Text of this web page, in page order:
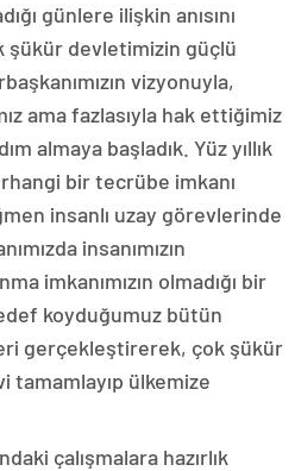
günlere ilişkin anısını
şükür devletimizin güçlü
vizyonuyla,
ama fazlasıyla hak ettiğimiz
almaya başladık. Yüz yıllık
bir tecrübe imkanı
insanlı uzay görevlerinde
insanımızın
imkanımızın olmadığı bir
koyduğumuz bütün
gerçekleştirerek, çok şükür
tamamlayıp ülkemize
çalışmalara hazırlık